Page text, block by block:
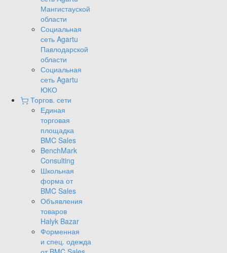
Мангистауской
области
Социальная
сеть Agartu
Павлодарской
области
Социальная
сеть Agartu
ЮКО
Торгов. сети
Единая
торговая
площадка
BMC Sales
BenchMark
Consulting
Школьная
форма от
BMC Sales
Объявления
товаров
Halyk Bazar
Форменная
и спец. одежда